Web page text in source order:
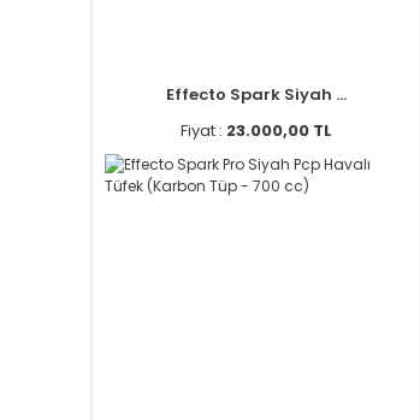
Effecto Spark Siyah ...
Fiyat : 23.000,00 TL